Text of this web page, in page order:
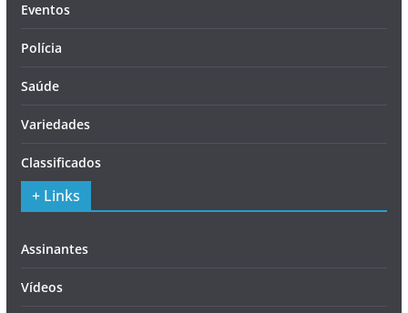
Eventos
Polícia
Saúde
Variedades
Classificados
+ Links
Assinantes
Vídeos